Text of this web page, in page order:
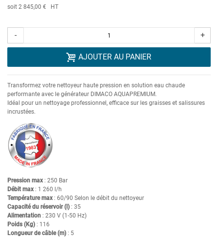
soit 2 845,00 € HT
- +
AJOUTER AU PANIER
Transformez votre nettoyeur haute pression en solution eau chaude
performante avec le générateur DIMACO AQUAPREMIUM.
Idéal pour un nettoyage professionnel, efficace sur les graisses et salissures
incrustées.
Pression max: 250 Bar
Débit max: 1 260 l/h
Température max: 60/90 Selon le débit du nettoyeur
Capacité du réservoir (l) : 35
Alimentation : 230 V (1-50 Hz)
Poids (Kg) : 116
Longueur de câble (m) : 5